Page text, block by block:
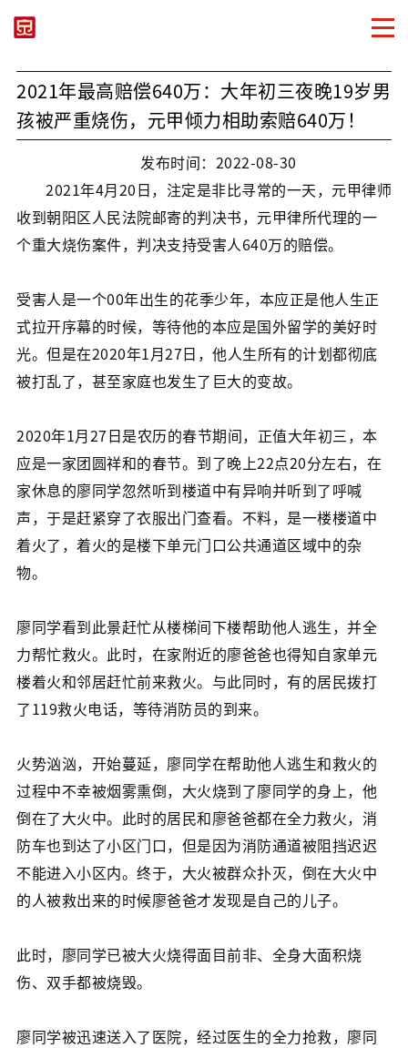
2021年最高赔偿640万：大年初三夜晚19岁男
孩被严重烧伤，元甲倾力相助索赔640万！
发布时间：2022-08-30
2021年4月20日，注定是非比寻常的一天，元甲律师
收到朝阳区人民法院邮寄的判决书，元甲律所代理的一
个重大烧伤案件，判决支持受害人640万的赔偿。
受害人是一个00年出生的花季少年，本应正是他人生正
式拉开序幕的时候，等待他的本应是国外留学的美好时
光。但是在2020年1月27日，他人生所有的计划都彻底
被打乱了，甚至家庭也发生了巨大的变故。
2020年1月27日是农历的春节期间，正值大年初三，本
应是一家团圆祥和的春节。到了晚上22点20分左右，在
家休息的廖同学忽然听到楼道中有异响并听到了呼喊
声，于是赶紧穿了衣服出门查看。不料，是一楼楼道中
着火了，着火的是楼下单元门口公共通道区域中的杂
物。
廖同学看到此景赶忙从楼梯间下楼帮助他人逃生，并全
力帮忙救火。此时，在家附近的廖爸爸也得知自家单元
楼着火和邻居赶忙前来救火。与此同时，有的居民拨打
了119救火电话，等待消防员的到来。
火势汹汹，开始蔓延，廖同学在帮助他人逃生和救火的
过程中不幸被烟雾熏倒，大火烧到了廖同学的身上，他
倒在了大火中。此时的居民和廖爸爸都在全力救火，消
防车也到达了小区门口，但是因为消防通道被阻挡迟迟
不能进入小区内。终于，大火被群众扑灭，倒在大火中
的人被救出来的时候廖爸爸才发现是自己的儿子。
此时，廖同学已被大火烧得面目前非、全身大面积烧
伤、双手都被烧毁。
廖同学被迅速送入了医院，经过医生的全力抢救，廖同